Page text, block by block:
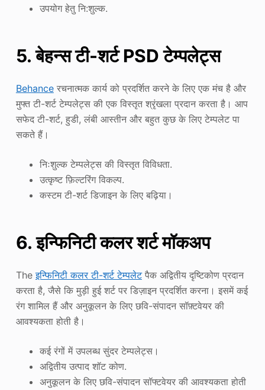
उपयोग हेतु नि:शुल्क.
5. बेहन्स टी-शर्ट PSD टेम्पलेट्स
Behanceरचनात्मक कार्य को प्रदर्शित करने के लिए एक मंच है और
मुफ्त टी-शर्ट टेम्पलेट्स की एक विस्तृत श्रृंखला प्रदान करता है। आप
सफेद टी-शर्ट, हुडी, लंबी आस्तीन और बहुत कुछ के लिए टेम्पलेट पा
सकते हैं।
निःशुल्क टेम्पलेट्स की विस्तृत विविधता.
उत्कृष्ट फ़िल्टरिंग विकल्प.
कस्टम टी-शर्ट डिजाइन के लिए बढ़िया।
6. इन्फिनिटी कलर शर्ट मॉकअप
Theइन्फिनिटी कलर टी-शर्ट टेम्पलेटपैक अद्वितीय दृष्टिकोण प्रदान
करता है, जैसे कि मुड़ी हुई शर्ट पर डिज़ाइन प्रदर्शित करना। इसमें कई
रंग शामिल हैं और अनुकूलन के लिए छवि-संपादन सॉफ़्टवेयर की
आवश्यकता होती है।
कई रंगों में उपलब्ध सुंदर टेम्पलेट्स।
अद्वितीय उत्पाद शॉट कोण.
अनुकूलन के लिए छवि-संपादन सॉफ्टवेयर की आवश्यकता होती